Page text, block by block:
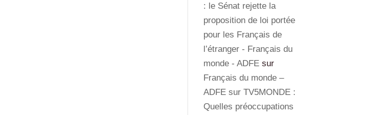
: le Sénat rejette la
proposition de loi portée
pour les Français de
l’étranger - Français du
monde - ADFE sur
Français du monde –
ADFE sur TV5MONDE :
Quelles préoccupations